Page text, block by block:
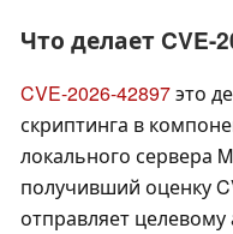
Что делает CVE-
CVE-2026-42897это
скриптинга в
локального сервера
получивший оценку
отправляет